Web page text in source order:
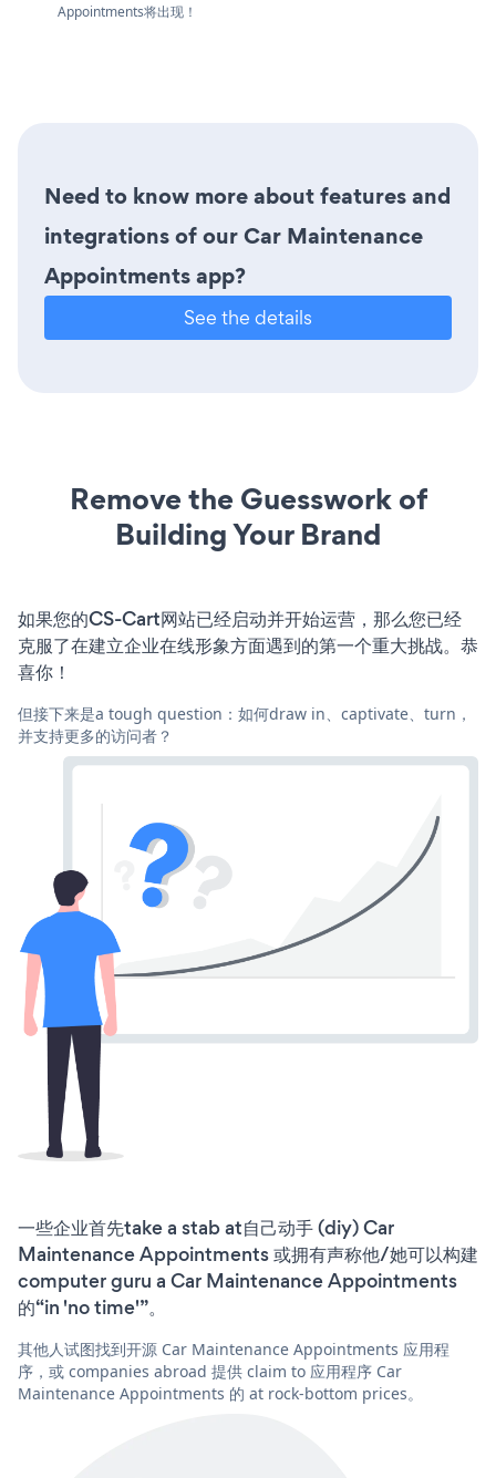
Appointments将出现！
Need to know more about features and
integrations of our Car Maintenance
Appointments app?
See the details
Remove the Guesswork of
Building Your Brand
如果您的CS-Cart网站已经启动并开始运营，那么您已经
克服了在建立企业在线形象方面遇到的第一个重大挑战。恭
喜你！
但接下来是a tough question：如何draw in、captivate、turn，
并支持更多的访问者？
一些企业首先take a stab at自己动手 (diy) Car
Maintenance Appointments 或拥有声称他/她可以构建
computer guru a Car Maintenance Appointments
的“in 'no time'”。
其他人试图找到开源 Car Maintenance Appointments 应用程
序，或 companies abroad 提供 claim to 应用程序 Car
Maintenance Appointments 的 at rock-bottom prices。